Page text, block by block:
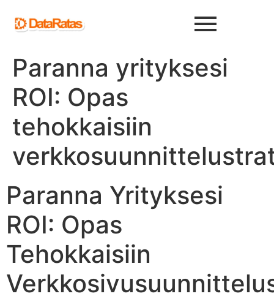
Paranna yrityksesi
ROI: Opas
tehokkaisiin
Paranna Yrityksesi
ROI: Opas
Tehokkaisiin